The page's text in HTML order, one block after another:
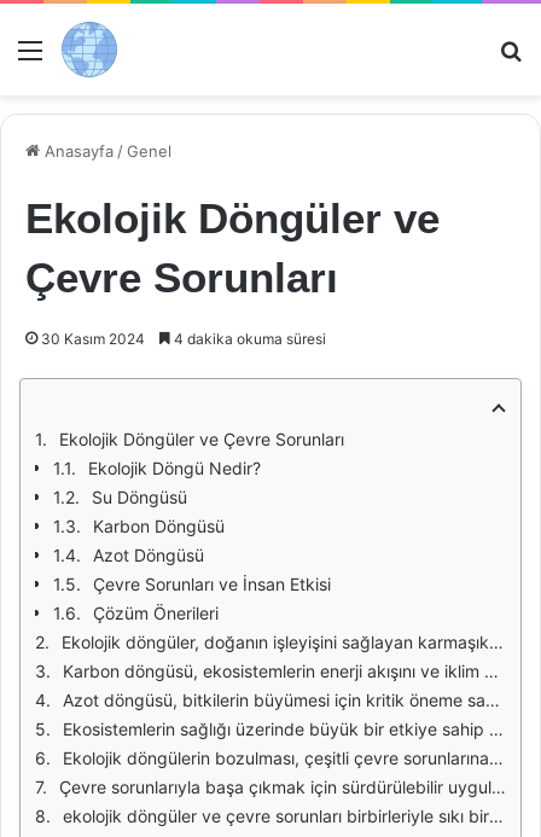
Menü
Anasayfa /Genel
Ekolojik Döngüler ve
Çevre Sorunları
30 Kasım 2024 4 dakika okuma süresi
Ekolojik Döngüler ve Çevre Sorunları
Ekolojik Döngü Nedir?
Su Döngüsü
Karbon Döngüsü
Azot Döngüsü
Çevre Sorunları ve İnsan Etkisi
Çözüm Önerileri
Ekolojik döngüler, doğanın işleyişini sağlayan karmaşık sistemlerdir. Bu döngüler, su, karbon, azot ve fosfor gibi temel elementlerin doğal süreçler aracılığıyla sürekli olarak yeniden işlenmesini ve yeniden kullanılmasını içerir. Örneğin, su döngüsü, suyun buharlaşma, yoğunlaşma ve yağış süreçleriyle atmosfer, yüzey suyu ve yeraltı suyu arasında sürekli olarak hareket etmesini sağlar. Bu döngüler, ekosistemlerin sağlıklı bir şekilde işleyebilmesi için temel bir yapı taşını oluşturur.
Karbon döngüsü, ekosistemlerin enerji akışını ve iklim değişikliğini etkileyen önemli bir süreçtir. Bitkiler, fotosentez yoluyla atmosferden karbon dioksit alır ve bunu organik maddeye dönüştürür. Hayvanlar bu bitkileri tüketirken, karbon vücutlarında depolanır. Ölüm ve çürüme süreçlerinde ise, bu karbon tekrar atmosfere salınır. Ancak insan faaliyetleri, özellikle fosil yakıtların kullanımı, bu döngüyü bozarak iklim değişikliğine yol açmaktadır.
Azot döngüsü, bitkilerin büyümesi için kritik öneme sahiptir. Atmosferde bulunan azot, bitkiler tarafından doğrudan kullanılamaz. Bakteriler, azotu amonyak ve nitrat gibi formlara dönüştürerek bitkilerin alabileceği hale getirir. Ancak tarımda aşırı gübre kullanımı, su kaynaklarını kirleterek ekosistem dengesini bozmakta ve alg patlamalarına neden olmaktadır.
Ekosistemlerin sağlığı üzerinde büyük bir etkiye sahip olan fosfor döngüsü, fosforun doğal kaynaklardan bitkilere ve ardından hayvanlara geçişini içerir. Fosfor, gübreleme ve endüstriyel süreçler yoluyla çevreye aşırı miktarda salındığında, su kirliliğine neden olabilir. Bu, su ekosistemlerinde oksijen tükenmesine yol açarak balık ölümlerine ve biyolojik çeşitliliğin azalmasına sebep olabilir.
Ekolojik döngülerin bozulması, çeşitli çevre sorunlarına neden olmaktadır. Bunlar arasında iklim değişikliği, biyoçeşitlilik kaybı, su kirliliği ve toprak erozyonu yer almaktadır. Özellikle iklim değişikliği, küresel sıcaklıkların artmasına, deniz seviyelerinin yükselmesine ve aşırı hava olaylarının sıklığının artmasına neden olmaktadır. Bu sorunlar, insan yaşamını da doğrudan etkilemekte ve sosyal, ekonomik sorunları beraberinde getirmektedir.
Çevre sorunlarıyla başa çıkmak için sürdürülebilir uygulamalar ve politikalar geliştirilmesi gerekmektedir. Yenilenebilir enerji kaynaklarının kullanımı, atık yönetimi, su tasarrufu ve tarımda organik yöntemler gibi stratejiler, ekosistemlerin korunmasına yardımcı olabilir. Ayrıca, çevre eğitimi ve farkındalık artırıcı kampanyalar, bireylerin çevreye karşı duyarlılığını artırarak değişimi teşvik edebilir.
ekolojik döngüler ve çevre sorunları birbirleriyle sıkı bir ilişki içerisindedir. Ekosistemlerin sağlığını korumak, sürdürülebilir bir gelecek için hayati öneme sahiptir. Bu nedenle, bireyler, toplumlar ve devletler, çevre koruma konusunda ortak çaba göstermeli ve ekosistem dengelerini gözeterek hareket etmelidir.